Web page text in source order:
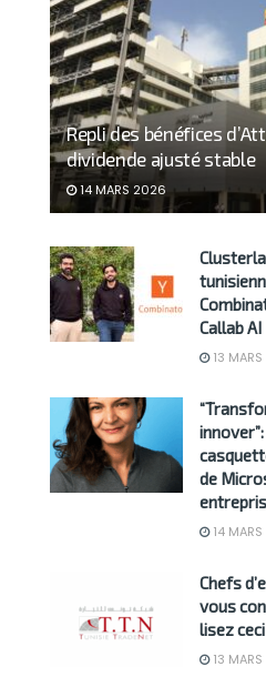
Repli des bénéfices
dividende ajusté stable
14 MARS 2026
Callab AI
13
de
14
Chefs
vous
lisez ceci
13